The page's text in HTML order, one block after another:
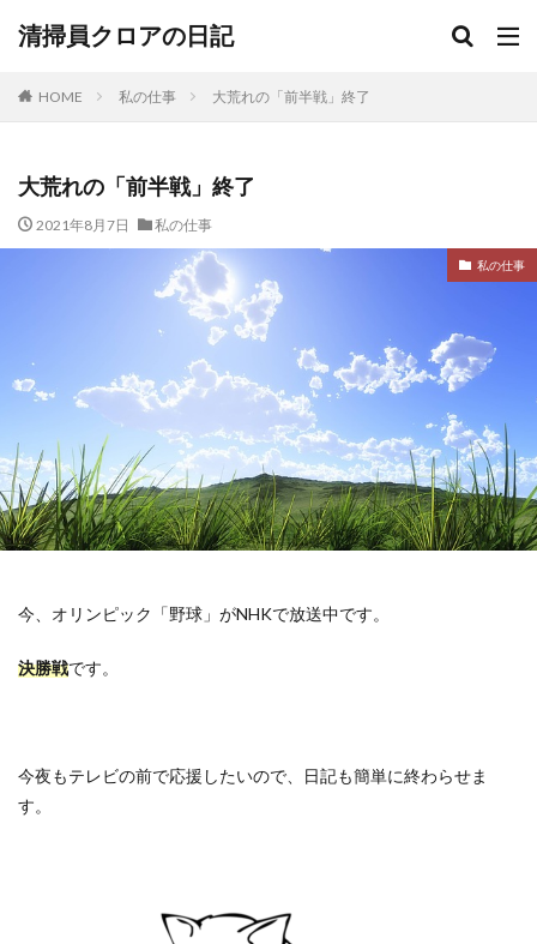
清掃員クロアの日記
HOME 私の仕事 大荒れの「前半戦」終了
大荒れの「前半戦」終了
2021年8月7日 私の仕事
私の仕事
今、オリンピック「野球」がNHKで放送中です。
決勝戦です。
今夜もテレビの前で応援したいので、日記も簡単に終わらせま
す。